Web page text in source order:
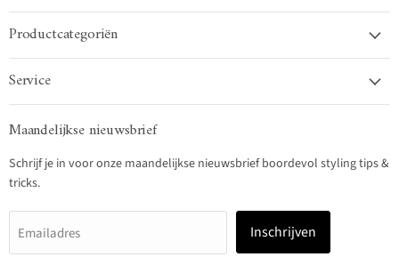
Productcategoriën
Service
Maandelijkse nieuwsbrief
Schrijf je in voor onze maandelijkse nieuwsbrief boordevol styling tips &
tricks.
Emailadres Inschrijven